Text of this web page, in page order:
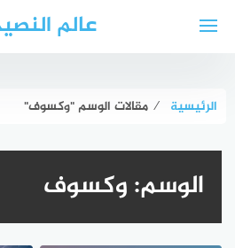
عالم
الرئيسية ⁄ مقالات الوسم "وكسوف"
الوسم:وكسوف